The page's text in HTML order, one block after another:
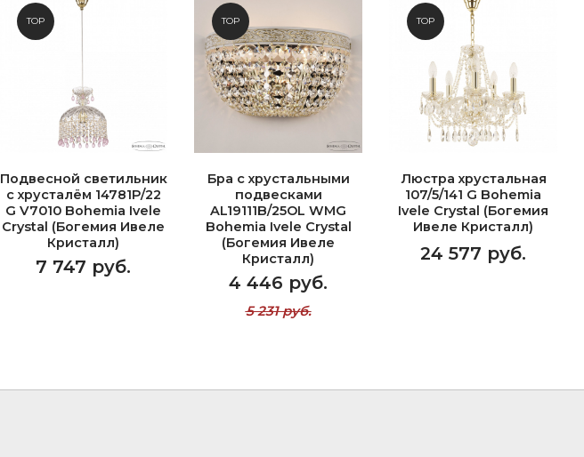
TOP
Подвесной светильник
с хрусталём 14781P/22
G V7010 Bohemia Ivele
Crystal (Богемия Ивеле
Кристалл)
7 747 руб.
TOP
Бра с хрустальными
подвесками
AL19111B/25OL WMG
Bohemia Ivele Crystal
(Богемия Ивеле
Кристалл)
4 446 руб.
5 231 руб.
TOP
Люстра хрустальная
107/5/141 G Bohemia
Ivele Crystal (Богемия
Ивеле Кристалл)
24 577 руб.